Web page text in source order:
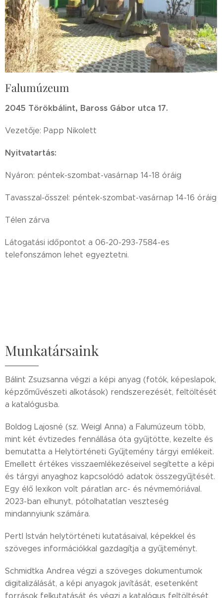
Falumúzeum
2045 Törökbálint, Baross Gábor utca 17.
Vezetője: Papp Nikolett
Nyitvatartás:
Nyáron: péntek-szombat-vasárnap 14-18 óráig
Tavasszal-ősszel: péntek-szombat-vasárnap 14-16 óráig
Télen zárva
Látogatási időpontot a 06-20-293-7584-es
telefonszámon lehet egyeztetni.
Munkatársaink
Bálint Zsuzsanna végzi a képi anyag (fotók, képeslapok,
képzőművészeti alkotások) rendszerezését, feltöltését
a katalógusba.
Boldog Lajosné (sz. Weigl Anna) a Falumúzeum több,
mint két évtizedes fennállása óta gyűjtötte, kezelte és
bemutatta a Helytörténeti Gyűjtemény tárgyi emlékeit.
Emellett értékes visszaemlékezéseivel segítette a képi
és tárgyi anyaghoz kapcsolódó adatok összegyűjtését.
Egy élő lexikon volt páratlan arc- és névmemóriával.
2023-ban elhunyt, pótolhatatlan veszteség
mindannyiunk számára.
Pertl István helytörténeti kutatásaival, képekkel és
szöveges információkkal gazdagítja a gyűjteményt.
Schmidtka Andrea végzi a szöveges dokumentumok
digitalizálását, a képi anyagok javítását, esetenként
források felkutatását és végzi a katalógus feltöltését